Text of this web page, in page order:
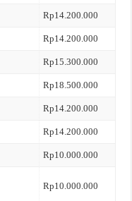
Rp14.200.000
Rp14.200.000
Rp15.300.000
Rp18.500.000
Rp14.200.000
Rp14.200.000
Rp10.000.000
Rp10.000.000